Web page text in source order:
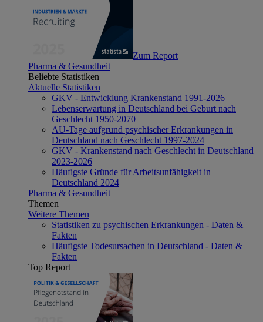
Zum Report
Pharma & Gesundheit
Beliebte Statistiken
Aktuelle Statistiken
GKV - Entwicklung Krankenstand 1991-2026
Lebenserwartung in Deutschland bei Geburt nach
Geschlecht 1950-2070
AU-Tage aufgrund psychischer Erkrankungen in
Deutschland nach Geschlecht 1997-2024
GKV - Krankenstand nach Geschlecht in Deutschland
2023-2026
Häufigste Gründe für Arbeitsunfähigkeit in
Deutschland 2024
Pharma & Gesundheit
Themen
Weitere Themen
Statistiken zu psychischen Erkrankungen - Daten &
Fakten
Häufigste Todesursachen in Deutschland - Daten &
Fakten
Top Report